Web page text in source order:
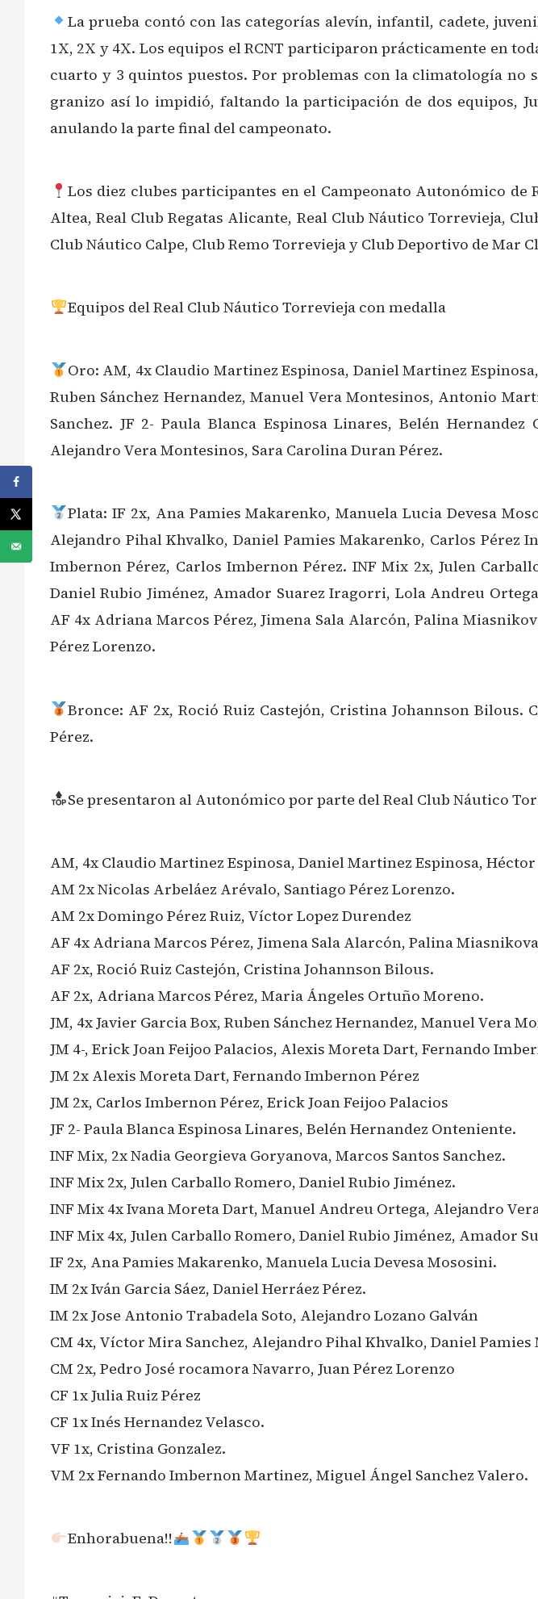
La prueba contó con las categorías alevín, infantil, cadete,
1X, 2X y 4X. Los equipos el RCNT participaron prácticamente en
cuarto y 3 quintos puestos. Por problemas con la climatología
granizo así lo impidió, faltando la participación de dos equipos,
anulando la parte final del campeonato.
Los diez clubes participantes en el Campeonato Autonómico
Altea, Real Club Regatas Alicante, Real Club Náutico Torrevieja,
Club Náutico Calpe, Club Remo Torrevieja y Club Deportivo de Mar
Equipos del Real Club Náutico Torrevieja con medalla
Oro: AM, 4x Claudio Martinez Espinosa, Daniel Martinez
Ruben Sánchez Hernandez, Manuel Vera Montesinos, Antonio
Sanchez. JF 2- Paula Blanca Espinosa Linares, Belén
Alejandro Vera Montesinos, Sara Carolina Duran Pérez.
Plata: IF 2x, Ana Pamies Makarenko, Manuela Lucia Devesa
Alejandro Pihal Khvalko, Daniel Pamies Makarenko, Carlos Pérez
Imbernon Pérez, Carlos Imbernon Pérez. INF Mix 2x, Julen
Daniel Rubio Jiménez, Amador Suarez Iragorri, Lola Andreu
AF 4x Adriana Marcos Pérez, Jimena Sala Alarcón, Palina
Pérez Lorenzo.
Bronce: AF 2x, Roció Ruiz Castejón, Cristina Johannson Bilous.
Pérez.
Se presentaron al Autonómico por parte del Real Club Náutico
AM, 4x Claudio Martinez Espinosa, Daniel Martinez Espinosa,
AM 2x Nicolas Arbeláez Arévalo, Santiago Pérez Lorenzo.
AM 2x Domingo Pérez Ruiz, Víctor Lopez Durendez
AF 4x Adriana Marcos Pérez, Jimena Sala Alarcón, Palina
AF 2x, Roció Ruiz Castejón, Cristina Johannson Bilous.
AF 2x, Adriana Marcos Pérez, Maria Ángeles Ortuño Moreno.
JM, 4x Javier Garcia Box, Ruben Sánchez Hernandez, Manuel Vera
JM 4-, Erick Joan Feijoo Palacios, Alexis Moreta Dart, Fernando
JM 2x Alexis Moreta Dart, Fernando Imbernon Pérez
JM 2x, Carlos Imbernon Pérez, Erick Joan Feijoo Palacios
JF 2- Paula Blanca Espinosa Linares, Belén Hernandez Onteniente.
INF Mix, 2x Nadia Georgieva Goryanova, Marcos Santos Sanchez.
INF Mix 2x, Julen Carballo Romero, Daniel Rubio Jiménez.
INF Mix 4x Ivana Moreta Dart, Manuel Andreu Ortega, Alejandro
INF Mix 4x, Julen Carballo Romero, Daniel Rubio Jiménez, Amador
IF 2x, Ana Pamies Makarenko, Manuela Lucia Devesa Mososini.
IM 2x Iván Garcia Sáez, Daniel Herráez Pérez.
IM 2x Jose Antonio Trabadela Soto, Alejandro Lozano Galván
CM 4x, Víctor Mira Sanchez, Alejandro Pihal Khvalko, Daniel
CM 2x, Pedro José rocamora Navarro, Juan Pérez Lorenzo
CF 1x Julia Ruiz Pérez
CF 1x Inés Hernandez Velasco.
VF 1x, Cristina Gonzalez.
VM 2x Fernando Imbernon Martinez, Miguel Ángel Sanchez Valero.
Enhorabuena!!